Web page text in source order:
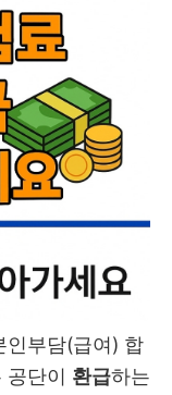
인부담(급여) 합
공단이 환급하는